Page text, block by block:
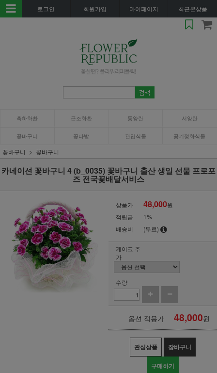
로그인 회원가입 마이페이지 최근본상품
축하화환 근조화환 동양란 서양란
꽃바구니 꽃다발 관엽식물 공기정화식물
꽃바구니 꽃바구니
카네이션 꽃바구니 4 (b_0035) 꽃바구니 출산 생일 선물 프로포
즈 전국꽃배달서비스
상품가 48,000원
적립금
1%
배송비
(무료)
케이크 추
가
수량
옵션 적용가 48,000원
관심상품 장바구니
구매하기